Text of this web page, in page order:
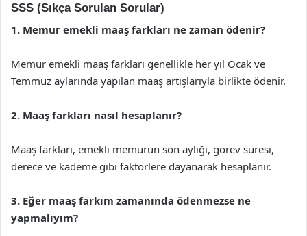
SSS (Sıkça Sorulan Sorular)
1. Memur emekli maaş farkları ne zaman ödenir?
Memur emekli maaş farkları genellikle her yıl Ocak ve
Temmuz aylarında yapılan maaş artışlarıyla birlikte ödenir.
2. Maaş farkları nasıl hesaplanır?
Maaş farkları, emekli memurun son aylığı, görev süresi,
derece ve kademe gibi faktörlere dayanarak hesaplanır.
3. Eğer maaş farkım zamanında ödenmezse ne
yapmalıyım?